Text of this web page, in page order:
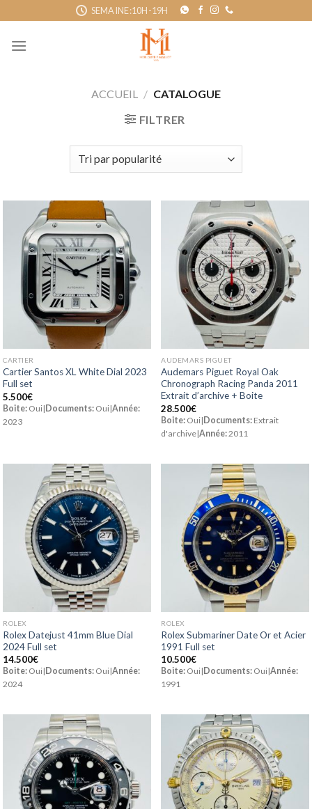
content
SEMAINE:10H-19H
ACCUEIL / CATALOGUE
FILTRER
CARTIER
Cartier Santos XL White Dial 2023
Full set
5.500€
Boite: Oui|Documents: Oui|Année:
2023
AUDEMARS PIGUET
Audemars Piguet Royal Oak
Chronograph Racing Panda 2011
Extrait d’archive + Boite
28.500€
Boite: Oui|Documents: Extrait
d'archive|Année:2011
ROLEX
Rolex Datejust 41mm Blue Dial
2024 Full set
14.500€
Boite: Oui| Documents: Oui|Année:
2024
ROLEX
Rolex Submariner Date Or et Acier
1991 Full set
10.500€
Boite: Oui| Documents: Oui|Année:
1991